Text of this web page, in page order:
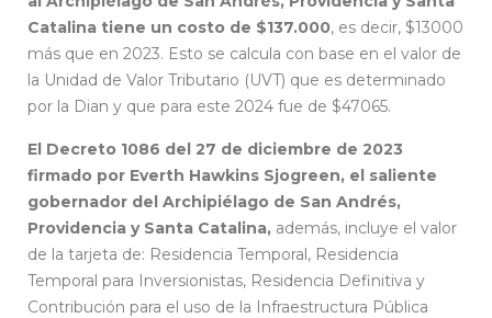
Catalina tiene un costo de $137.000, es decir, $13000
más que en 2023. Esto se calcula con base en el valor de
la Unidad de Valor Tributario (UVT) que es determinado
por la Dian y que para este 2024 fue de $47065.
El Decreto 1086 del 27 de diciembre de 2023
firmado por Everth Hawkins Sjogreen, el saliente
gobernador del Archipiélago de San Andrés,
Providencia y Santa Catalina, además, incluye el valor
de la tarjeta de: Residencia Temporal, Residencia
Temporal para Inversionistas, Residencia Definitiva y
Contribución para el uso de la Infraestructura Pública